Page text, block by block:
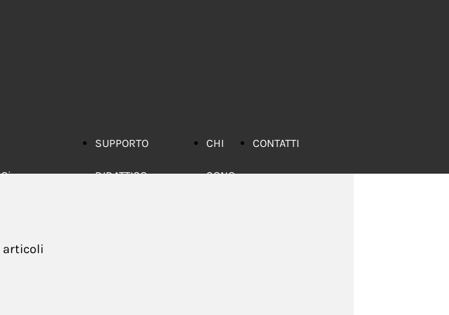
Gioco
SUPPORTO
DIDATTICO
CHI
SONO
CONTATTI
articoli